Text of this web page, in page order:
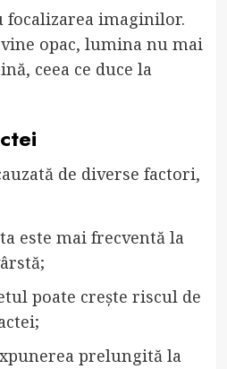
imaginilor.
opac, lumina nu mai
ceea ce duce la
de diverse factori,
este mai frecventă la
poate crește riscul de
prelungită la